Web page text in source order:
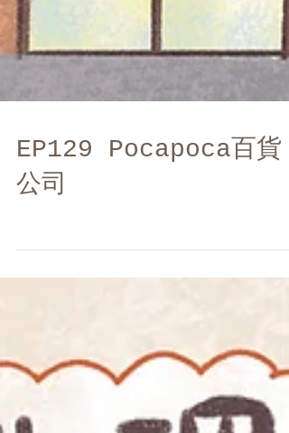
EP129 Pocapoca百貨